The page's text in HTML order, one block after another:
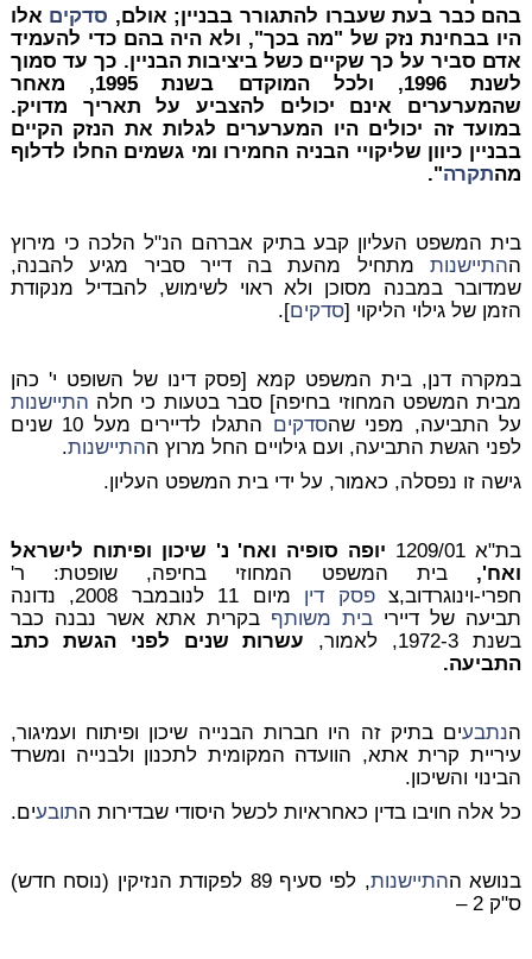
בהם כבר בעת שעברו להתגורר בבניין; אולם, סדקים אלו
היו בבחינת נזק של "מה בכך", ולא היה בהם כדי להעמיד
אדם סביר על כך שקיים כשל ביציבות הבניין. כך עד סמוך
לשנת 1996, ולכל המוקדם בשנת 1995, מאחר
שהמערערים אינם יכולים להצביע על תאריך מדויק.
במועד זה יכולים היו המערערים לגלות את הנזק הקיים
בבניין כיוון שליקויי הבניה החמירו ומי גשמים החלו לדלוף
מהתקרה".
בית המשפט העליון קבע בתיק אברהם הנ"ל הלכה כי מירוץ
ההתיישנותמתחיל מהעת בה דייר סביר מגיע להבנה,
שמדובר במבנה מסוכן ולא ראוי לשימוש, להבדיל מנקודת
הזמן של גילוי הליקוי [סדקים].
במקרה דנן, בית המשפט קמא [פסק דינו של השופט י' כהן
מבית המשפט המחוזי בחיפה] סבר בטעות כי חלה התיישנות
על התביעה, מפני שהסדקים
התגלו לדיירים מעל 10 שנים
לפני הגשת התביעה, ועם גילויים החל מרוץ ההתיישנות.
גישה זו נפסלה, כאמור, על ידי בית המשפט העליון.
בת"א 1209/01
יופה סופיה ואח' נ' שיכון ופיתוח לישראל
ואח',בית המשפט המחוזי בחיפה, שופטת: ר'
חפרי-וינוגרדוב,צפסק דין
מיום 11 לנובמבר 2008, נדונה
תביעה של דיירי בית משותף בקרית אתא אשר נבנה כבר
בשנת 1972-3, לאמור,
עשרות שנים לפני הגשת כתב
התביעה.
הנתבעים בתיק זה היו חברות הבנייה שיכון ופיתוח ועמיגור,
עיריית קרית אתא, הוועדה המקומית לתכנון ולבנייה ומשרד
הבינוי והשיכון.
כל אלה חויבו בדין כאחראיות לכשל היסודי שבדירות התובעים.
בנושא ההתיישנות
, לפי סעיף 89 לפקודת הנזיקין (נוסח חדש)
ס"ק 2 –